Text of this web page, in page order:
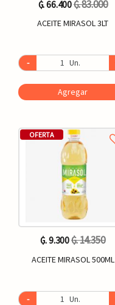
₲. 66.400₲. 83.000
ACEITE MIRASOL 3LT
- Un.
Agregar
OFERTA
₲. 9.300₲. 14.350
ACEITE MIRASOL 500ML
- Un.